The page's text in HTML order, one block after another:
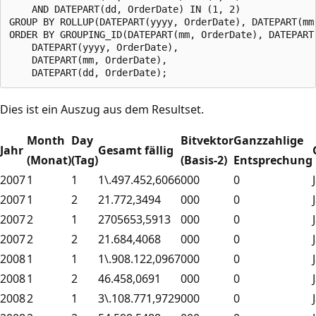
    AND DATEPART(dd, OrderDate) IN (1, 2)
GROUP BY ROLLUP(DATEPART(yyyy, OrderDate),
ORDER BY GROUPING_ID(DATEPART(mm, OrderDate),
    DATEPART(yyyy, OrderDate),
    DATEPART(mm, OrderDate),
Dies ist ein Auszug aus dem Resultset.
Jahr
Month
(Monat)
Day
(Tag)
Gesamt fällig
Bitvektor
(Basis-2)
Ganzzahlige
Entsprechung
20071 1 1\.497.452,6066000 0
20071 2 21.772,3494 000 0
20072 1 2705653,5913 000 0
20072 2 21.684,4068 000 0
20081 1 1\.908.122,0967000 0
20081 2 46.458,0691 000 0
20082 1 3\.108.771,9729000 0